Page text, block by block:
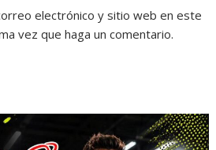
electrónico y sitio web en este
vez que haga un comentario.